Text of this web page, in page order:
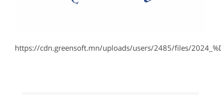
https://cdn.greensoft.mn/uploads/users/2485/files/